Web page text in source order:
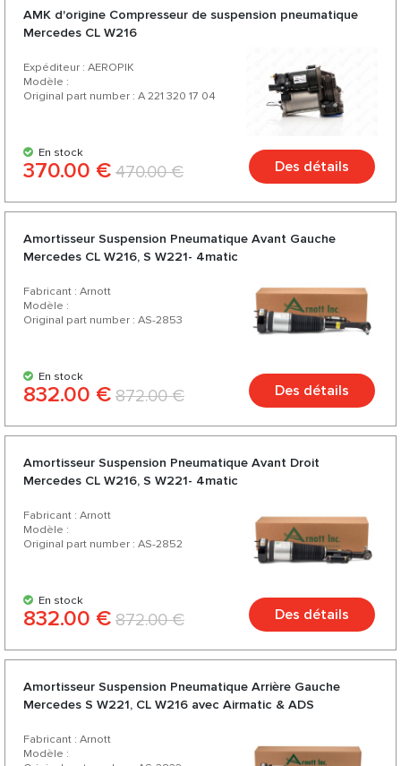
AMK d'origine Compresseur de suspension pneumatique
Mercedes CL W216
Expéditeur : AEROPIK
Modèle :
Original part number : A 221 320 17 04
En stock
370.00 € 470.00 € Des détails
Amortisseur Suspension Pneumatique Avant Gauche
Mercedes CL W216, S W221- 4matic
Fabricant : Arnott
Modèle :
Original part number : AS-2853
En stock
832.00 € 872.00 € Des détails
Amortisseur Suspension Pneumatique Avant Droit
Mercedes CL W216, S W221- 4matic
Fabricant : Arnott
Modèle :
Original part number : AS-2852
En stock
832.00 € 872.00 € Des détails
Amortisseur Suspension Pneumatique Arrière Gauche
Mercedes S W221, CL W216 avec Airmatic & ADS
Fabricant : Arnott
Modèle :